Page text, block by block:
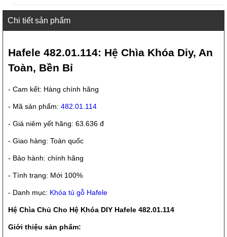
Chi tiết sản phẩm
Hafele 482.01.114: Hệ Chìa Khóa Diy, An
Toàn, Bền Bỉ
- Cam kết: Hàng chính hãng
- Mã sản phẩm: 482.01.114
- Giá niêm yết hãng: 63.636 đ
- Giao hàng: Toàn quốc
- Bảo hành: chính hãng
- Tình trạng: Mới 100%
- Danh mục: Khóa tủ gỗ Hafele
Hệ Chìa Chủ Cho Hệ Khóa DIY Hafele 482.01.114
Giới thiệu sản phẩm: